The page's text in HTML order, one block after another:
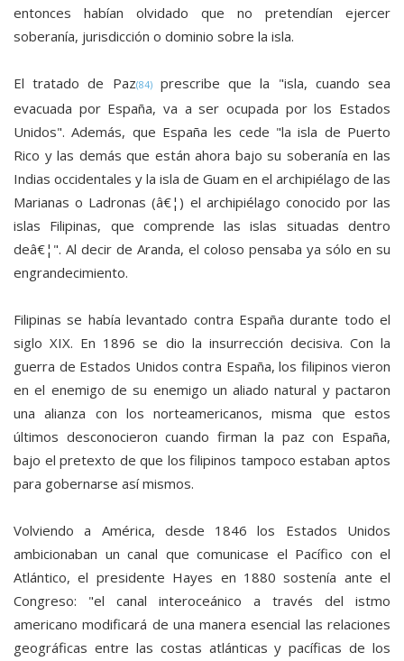
entonces habían olvidado que no pretendían ejercer
soberanía, jurisdicción o dominio sobre la isla.
El tratado de Paz(84)prescribe que la "isla, cuando sea
evacuada por España, va a ser ocupada por los Estados
Unidos". Además, que España les cede "la isla de Puerto
Rico y las demás que están ahora bajo su soberanía en las
Indias occidentales y la isla de Guam en el archipiélago de las
Marianas o Ladronas (â€¦) el archipiélago conocido por las
islas Filipinas, que comprende las islas situadas dentro
deâ€¦". Al decir de Aranda, el coloso pensaba ya sólo en su
engrandecimiento.
Filipinas se había levantado contra España durante todo el
siglo XIX. En 1896 se dio la insurrección decisiva. Con la
guerra de Estados Unidos contra España, los filipinos vieron
en el enemigo de su enemigo un aliado natural y pactaron
una alianza con los norteamericanos, misma que estos
últimos desconocieron cuando firman la paz con España,
bajo el pretexto de que los filipinos tampoco estaban aptos
para gobernarse así mismos.
Volviendo a América, desde 1846 los Estados Unidos
ambicionaban un canal que comunicase el Pacífico con el
Atlántico, el presidente Hayes en 1880 sostenía ante el
Congreso: "el canal interoceánico a través del istmo
americano modificará de una manera esencial las relaciones
geográficas entre las costas atlánticas y pacíficas de los